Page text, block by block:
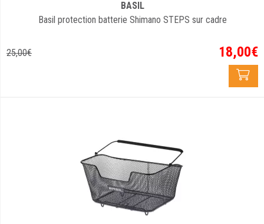
BASIL
Basil protection batterie Shimano STEPS sur cadre
25,00€ 18,00€